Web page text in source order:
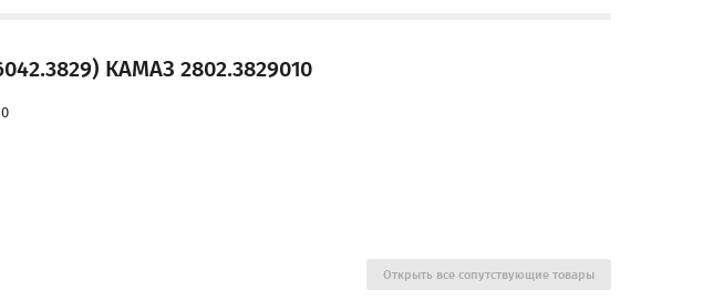
КАМАЗ 2802.3829010
Открыть все сопутствующие товары